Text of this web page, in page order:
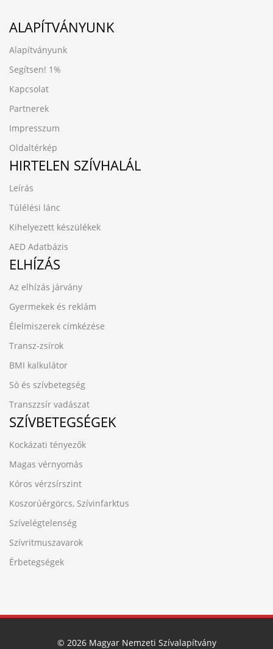
ALAPÍTVÁNYUNK
Alapítványunk
Segítsen! 1%
Kapcsolat
Partnerek
Impresszum
Oldaltérkép
HIRTELEN SZÍVHALÁL
Leírás
Túlélési lánc
Kihelyezett készülékek
AED Adatbázis
ELHÍZÁS
Az elhízás járvány
Gyermekek és reklám
Élelmiszerek címkézése
Transz-zsírok
BMI kalkulátor
Só és szívbetegség
Transzzsír vadászat
SZÍVBETEGSÉGEK
Kockázati tényezők
Magas vérnyomás
Kóros vérzsírszint
Koszorúérgörcs, Szívinfarktus
Szívelégtelenség
Szívritmuszavarok
Érbetegségek
© 2026 Magyar Nemzeti Szívalapítvány